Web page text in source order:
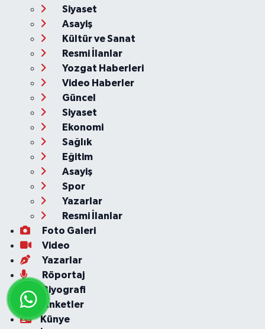
Siyaset
Asayiş
Kültür ve Sanat
Resmi İlanlar
Yozgat Haberleri
Video Haberler
Güncel
Siyaset
Ekonomi
Sağlık
Eğitim
Asayiş
Spor
Yazarlar
Resmi İlanlar
Foto Galeri
Video
Yazarlar
Röportaj
Biyografi
Anketler
Künye